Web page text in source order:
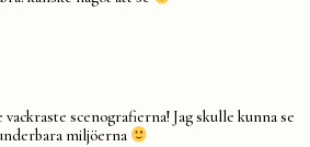
scenografierna! Jag skulle kunna se
miljöerna